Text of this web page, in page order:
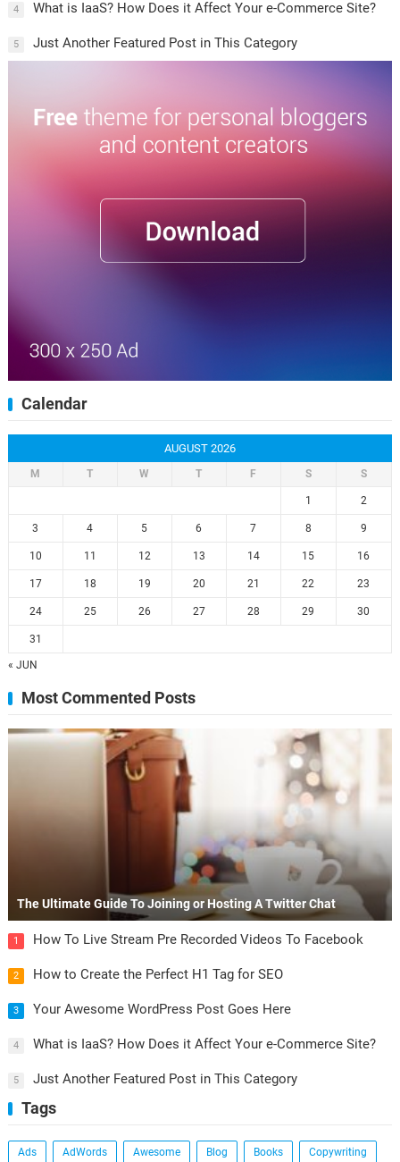
4 What is IaaS? How Does it Affect Your e-Commerce Site?
5 Just Another Featured Post in This Category
Calendar
AUGUST 2026
M T W T F S S
1 2
3 4 5 6 7 8 9
10 11 12 13 14 15 16
17 18 19 20 21 22 23
24 25 26 27 28 29 30
31
« JUN
Most Commented Posts
The Ultimate Guide To Joining or Hosting A Twitter Chat
1 How To Live Stream Pre Recorded Videos To Facebook
2 How to Create the Perfect H1 Tag for SEO
3 Your Awesome WordPress Post Goes Here
4 What is IaaS? How Does it Affect Your e-Commerce Site?
5 Just Another Featured Post in This Category
Tags
Ads AdWords Awesome Blog Books Copywriting